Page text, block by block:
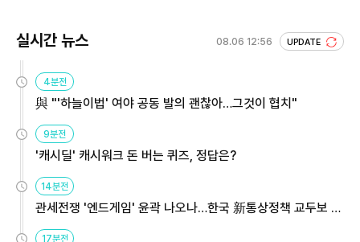
실시간 뉴스 08.06 12:56 UPDATE
4분전
與 "'하늘이법' 여야 공동 발의 괜찮아…그것이 협치"
9분전
'캐시딜' 캐시워크 돈 버는 퀴즈, 정답은?
14분전
관세전쟁 '엔드게임' 윤곽 나오나…한국 新통상정책 교두보 활
용해야
17분전